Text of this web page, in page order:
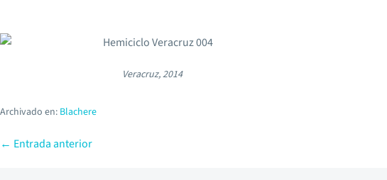
Veracruz, 2014
Archivado en: Blachere
← Entrada anterior